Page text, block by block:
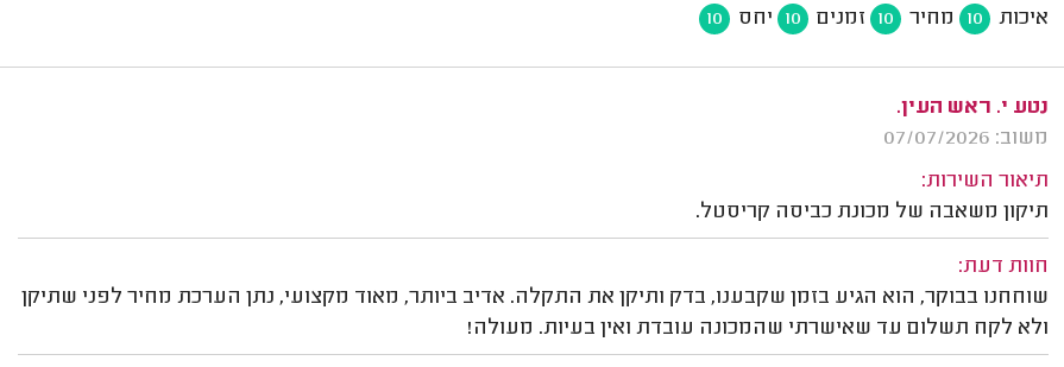
איכות 10 מחיר 10 זמנים 10 יחס 10
נטע י. ראש העין.
משוב: 07/07/2026
תיאור השירות:
תיקון משאבה של מכונת כביסה קריסטל.
חוות דעת:
שוחחנו בבוקר, הוא הגיע בזמן שקבענו, בדק ותיקן את התקלה. אדיב ביותר, מאוד מקצועי, נתן הערכת מחיר לפני שתיקן
ולא לקח תשלום עד שאישרתי שהמכונה עובדת ואין בעיות. מעולה!